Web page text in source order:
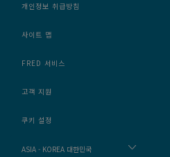
개인정보 취급방침
사이트 맵
FRED 서비스
고객 지원
쿠키 설정
ASIA - KOREA 대한민국